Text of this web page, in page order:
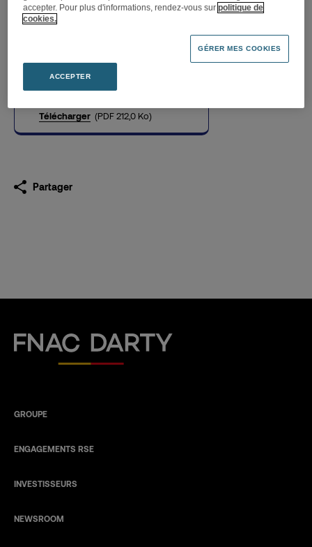
15.04.2022
Télécharger (PDF 212,0 Ko)
Partager
Fnac Darty
GROUPE
ENGAGEMENTS RSE
INVESTISSEURS
NEWSROOM
accepter. Pour plus d'informations, rendez-vous surpolitique de
cookies.
GÉRER MES COOKIES
ACCEPTER